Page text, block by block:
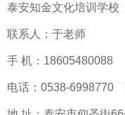
泰安知金文化培训学校
联系人：于老师
手 机：18605480088
电话：0538-6998770